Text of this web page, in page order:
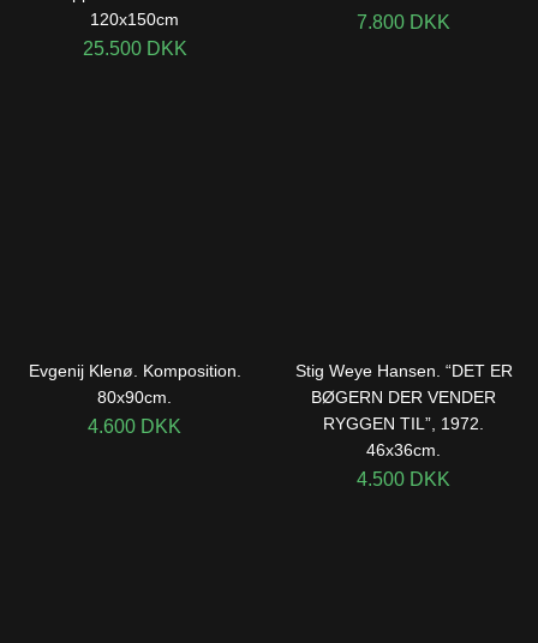
120x150cm
25.500 DKK
7.800 DKK
Evgenij Klenø. Komposition.
80x90cm.
4.600 DKK
Stig Weye Hansen. “DET ER
BØGERN DER VENDER
RYGGEN TIL”, 1972.
46x36cm.
4.500 DKK